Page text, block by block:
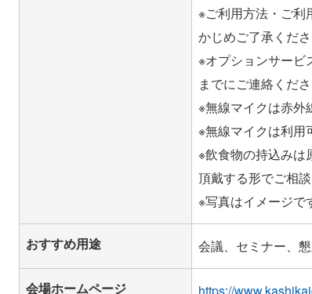
※ご利用方法・ご利
かじめご了承くださ
※オプションサービ
までにご連絡くださ
※無線マイクは赤外
※無線マイクは利用
※飲食物の持込みは
頂戴する形でご相談
おすすめ用途 会議、セミナー、
会場ホームページ